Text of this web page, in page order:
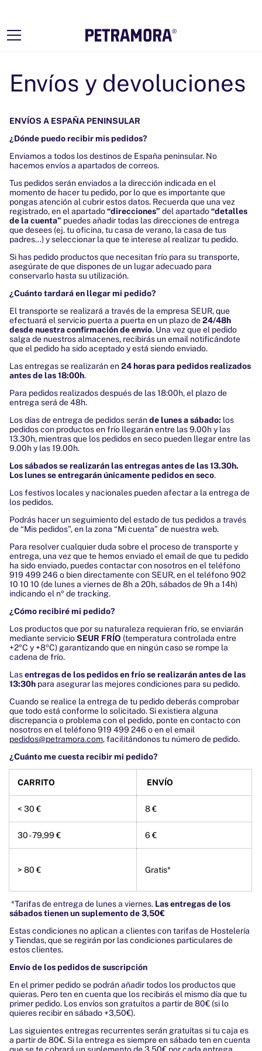
Envíos y devoluciones
ENVÍOS A ESPAÑA PENINSULAR
¿Dónde puedo recibir mis pedidos?
Enviamos a todos los destinos de España peninsular. No
hacemos envíos a apartados de correos.
Tus pedidos serán enviados a la dirección indicada en el
momento de hacer tu pedido, por lo que es importante que
pongas atención al cubrir estos datos. Recuerda que una vez
registrado, en el apartado“direcciones” del apartado“detalles
de la cuenta” puedes añadir todas las direcciones de entrega
que desees (ej. tu oficina, tu casa de verano, la casa de tus
padres…) y seleccionar la que te interese al realizar tu pedido.
Si has pedido productos que necesitan frío para su transporte,
asegúrate de que dispones de un lugar adecuado para
conservarlo hasta su utilización.
¿Cuánto tardará en llegar mi pedido?
El transporte se realizará a través de la empresa SEUR, que
efectuará el servicio puerta a puerta en un plazo de24/48h
desde nuestra confirmación de envío. Una vez que el pedido
salga de nuestros almacenes, recibirás un email notificándote
que el pedido ha sido aceptado y está siendo enviado.
Las entregas se realizarán en24 horas para pedidos realizados
antes de las 18:00h.
Para pedidos realizados después de las 18:00h, el plazo de
entrega será de 48h.
Los días de entrega de pedidos seránde lunes a sábado: los
pedidos con productos en frío llegarán entre las 9.00h y las
13.30h, mientras que los pedidos en seco pueden llegar entre las
9.00h y las 19.00h.
Los sábados se realizarán las entregas antes de las 13.30h.
Los lunes se entregarán únicamente pedidos en seco.
Los festivos locales y nacionales pueden afectar a la entrega de
los pedidos.
Podrás hacer un seguimiento del estado de tus pedidos a través
de “Mis pedidos”, en la zona “Mi cuenta” de nuestra web.
Para resolver cualquier duda sobre el proceso de transporte y
entrega, una vez que te hemos enviado el email de que tu pedido
ha sido enviado, puedes contactar con nosotros en el teléfono
919 499 246 o bien directamente con SEUR, en el teléfono 902
10 10 10 (de lunes a viernes de 8h a 20h, sábados de 9h a 14h)
indicando el nº de tracking.
¿Cómo recibiré mi pedido?
Los productos que por su naturaleza requieran frío, se enviarán
mediante servicioSEUR FRÍO (temperatura controlada entre
+2ºC y +8ºC) garantizando que en ningún caso se rompe la
cadena de frío.
Lasentregas de los pedidos en frío se realizarán antes de las
13:30h para asegurar las mejores condiciones para su pedido.
Cuando se realice la entrega de tu pedido deberás comprobar
que todo está conforme lo solicitado. Si existiera alguna
discrepancia o problema con el pedido, ponte en contacto con
nosotros en el teléfono919 499 246 o en el email
pedidos@petramora.com, facilitándonos tu número de pedido.
¿Cuánto me cuesta recibir mi pedido?
CARRITO ENVÍO
< 30 € 8 €
30 - 79,99 € 6 €
> 80 € Gratis*
*Tarifas de entrega de lunes a viernes. Las entregas de los
sábados tienen un suplemento de 3,50€
Estas condiciones no aplican a clientes con tarifas de Hostelería
y Tiendas, que se regirán por las condiciones particulares de
estos clientes.
Envío de los pedidosde suscripción
En el primer pedido se podrán añadir todos los productos que
quieras. Pero ten en cuenta que los recibirás el mismo día que tu
primer pedido. Los envíos son gratuítosa partir de 80€ (si lo
quieres recibir en sábado +3,50€).
Las siguientes entregas recurrentesserán gratuítassi tu caja es
a partir de 80€. Si la entrega es siempre en sábado ten en cuenta